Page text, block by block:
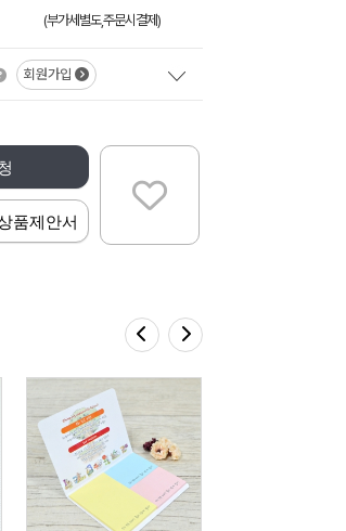
(부가세별도,주문시결제)
회원가입
품제안서